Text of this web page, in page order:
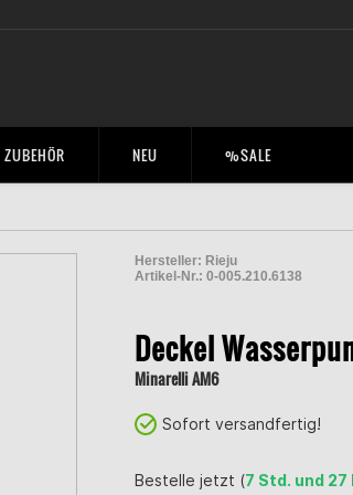
ZUBEHÖR NEU %SALE
Hersteller: Rieju
Artikel-Nr.: 0-005.210.6138
Deckel
Minarelli AM6
Sofort versandfertig!
Bestelle jetzt (7 Std. und 27